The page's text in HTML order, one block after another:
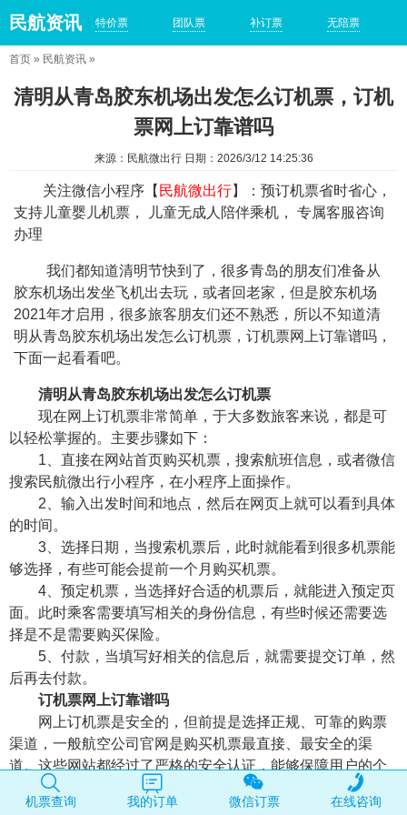
民航资讯 特价票 团队票 补订票 无陪票
首页 » 民航资讯 »
清明从青岛胶东机场出发怎么订机票，订机
票网上订靠谱吗
来源：民航微出行 日期：2026/3/12 14:25:36
关注微信小程序【 民航微出行】：预订机票省时省心，
支持儿童婴儿机票， 儿童无成人陪伴乘机， 专属客服咨询
办理
我们都知道清明节快到了，很多青岛的朋友们准备从
胶东机场出发坐飞机出去玩，或者回老家，但是胶东机场
2021年才启用，很多旅客朋友们还不熟悉，所以不知道清
明从青岛胶东机场出发怎么订机票，订机票网上订靠谱吗，
下面一起看看吧。
清明从青岛胶东机场出发怎么订机票
现在网上订机票非常简单，于大多数旅客来说，都是可
以轻松掌握的。主要步骤如下：
1、直接在网站首页购买机票，搜索航班信息，或者微信
搜索民航微出行小程序，在小程序上面操作。
2、输入出发时间和地点，然后在网页上就可以看到具体
的时间。
3、选择日期，当搜索机票后，此时就能看到很多机票能
够选择，有些可能会提前一个月购买机票。
4、预定机票，当选择好合适的机票后，就能进入预定页
面。此时乘客需要填写相关的身份信息，有些时候还需要选
择是不是需要购买保险。
5、付款，当填写好相关的信息后，就需要提交订单，然
后再去付款。
订机票网上订靠谱吗
网上订机票是安全的，但前提是选择正规、可靠的购票
渠道，一般航空公司官网是购买机票最直接、最安全的渠
道。这些网站都经过了严格的安全认证，能够保障用户的个
人信息和支付安全。如果选择第三方平台购票，应确保该平
台具有良好的口碑和信誉，如携程、民航微出行小程序等平
机票查询 我的订单 微信订票 在线咨询